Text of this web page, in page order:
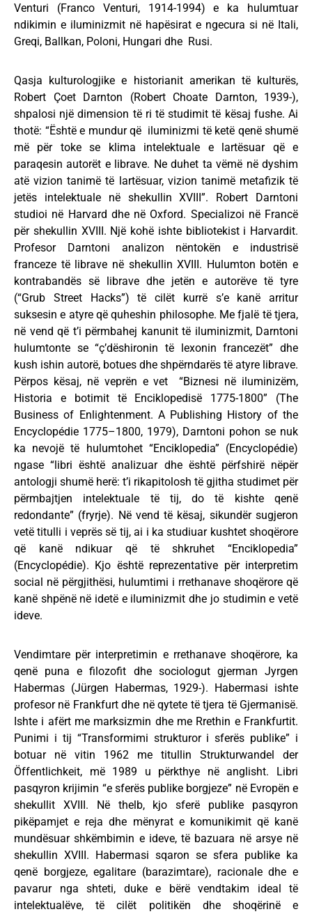
Venturi (Franco Venturi, 1914-1994) e ka hulumtuar
ndikimin e iluminizmit në hapësirat e ngecura si në Itali,
Greqi, Ballkan, Poloni, Hungari dhe Rusi.
Qasja kulturologjike e historianit amerikan të kulturës,
Robert Çoet Darnton (Robert Choate Darnton, 1939-),
shpalosi një dimension të ri të studimit të kësaj fushe. Ai
thotë: “Është e mundur që iluminizmi të ketë qenë shumë
më për toke se klima intelektuale e lartësuar që e
paraqesin autorët e librave. Ne duhet ta vëmë në dyshim
atë vizion tanimë të lartësuar, vizion tanimë metafizik të
jetës intelektuale në shekullin XVIII”. Robert Darntoni
studioi në Harvard dhe në Oxford. Specializoi në Francë
për shekullin XVIII. Një kohë ishte bibliotekist i Harvardit.
Profesor Darntoni analizon nëntokën e industrisë
franceze të librave në shekullin XVIII. Hulumton botën e
kontrabandës së librave dhe jetën e autorëve të tyre
(“Grub Street Hacks”) të cilët kurrë s’e kanë arritur
suksesin e atyre që quheshin philosophe. Me fjalë të tjera,
në vend që t’i përmbahej kanunit të iluminizmit, Darntoni
hulumtonte se “ç’dëshironin të lexonin francezët” dhe
kush ishin autorë, botues dhe shpërndarës të atyre librave.
Përpos kësaj, në veprën e vet “Biznesi në iluminizëm,
Historia e botimit të Enciklopedisë 1775-1800” (The
Business of Enlightenment. A Publishing History of the
Encyclopédie 1775–1800, 1979), Darntoni pohon se nuk
ka nevojë të hulumtohet “Enciklopedia” (Encyclopédie)
ngase “libri është analizuar dhe është përfshirë nëpër
antologji shumë herë: t’i rikapitolosh të gjitha studimet për
përmbajtjen intelektuale të tij, do të kishte qenë
redondante” (fryrje). Në vend të kësaj, sikundër sugjeron
vetë titulli i veprës së tij, ai i ka studiuar kushtet shoqërore
që kanë ndikuar që të shkruhet “Enciklopedia”
(Encyclopédie). Kjo është reprezentative për interpretim
social në përgjithësi, hulumtimi i rrethanave shoqërore që
kanë shpënë në idetë e iluminizmit dhe jo studimin e vetë
ideve.
Vendimtare për interpretimin e rrethanave shoqërore, ka
qenë puna e filozofit dhe sociologut gjerman Jyrgen
Habermas (Jürgen Habermas, 1929-). Habermasi ishte
profesor në Frankfurt dhe në qytete të tjera të Gjermanisë.
Ishte i afërt me marksizmin dhe me Rrethin e Frankfurtit.
Punimi i tij “Transformimi strukturor i sferës publike” i
botuar në vitin 1962 me titullin Strukturwandel der
Öffentlichkeit, më 1989 u përkthye në anglisht. Libri
pasqyron krijimin “e sferës publike borgjeze” në Evropën e
shekullit XVIII. Në thelb, kjo sferë publike pasqyron
pikëpamjet e reja dhe mënyrat e komunikimit që kanë
mundësuar shkëmbimin e ideve, të bazuara në arsye në
shekullin XVIII. Habermasi sqaron se sfera publike ka
qenë borgjeze, egalitare (barazimtare), racionale dhe e
pavarur nga shteti, duke e bërë vendtakim ideal të
intelektualëve, të cilët politikën dhe shoqërinë e